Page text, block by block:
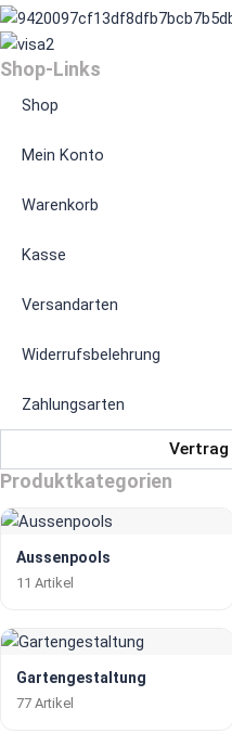
Shop-Links
Shop
Mein Konto
Warenkorb
Kasse
Versandarten
Widerrufsbelehrung
Zahlungsarten
Produktkategorien
Aussenpools
11 Artikel
Gartengestaltung
77 Artikel